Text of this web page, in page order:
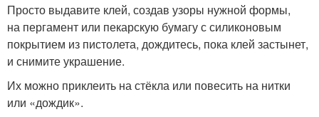
Просто выдавите клей, создав узоры нужной формы,
на пергамент или пекарскую бумагу с силиконовым
покрытием из пистолета, дождитесь, пока клей застынет,
и снимите украшение.
Их можно приклеить на стёкла или повесить на нитки
или «дождик».